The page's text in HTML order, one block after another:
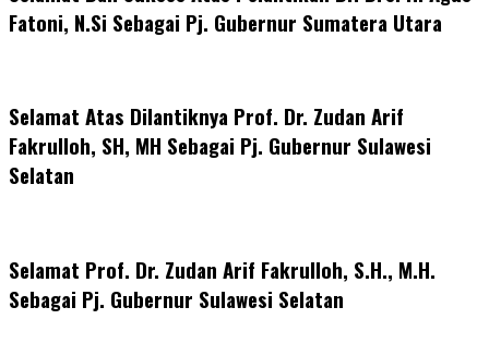
Fatoni, N.Si Sebagai Pj. Gubernur Sumatera Utara
Selamat Atas Dilantiknya Prof. Dr. Zudan Arif
Fakrulloh, SH, MH Sebagai Pj. Gubernur Sulawesi
Selatan
Selamat Prof. Dr. Zudan Arif Fakrulloh, S.H., M.H.
Sebagai Pj. Gubernur Sulawesi Selatan